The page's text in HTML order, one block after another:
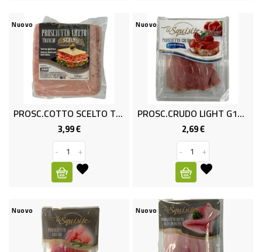
FORMAGGI
PASTA
FRESCA
PANETTERIA
PASTICCERIA
INDUST-
FRESCO
LATTICINI
Nuovo
PROSC.COTTO SCELTO TRAN GR500
3,99 €Prezzo
-
+
Nuovo
PROSC.CRUDO LIGHT G100 LE SQUI
2,69 €Prezzo
-
+
Nuovo Nuovo